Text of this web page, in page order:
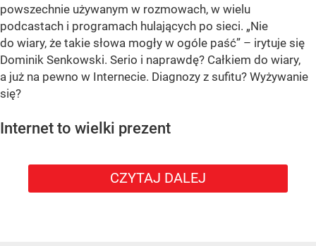
powszechnie używanym w rozmowach, w wielu
podcastach i programach hulających po sieci. „Nie
do wiary, że takie słowa mogły w ogóle paść” – irytuje się
Dominik Senkowski. Serio i naprawdę? Całkiem do wiary,
a już na pewno w Internecie. Diagnozy z sufitu? Wyżywanie
się?
Internet to wielki prezent
CZYTAJ DALEJ